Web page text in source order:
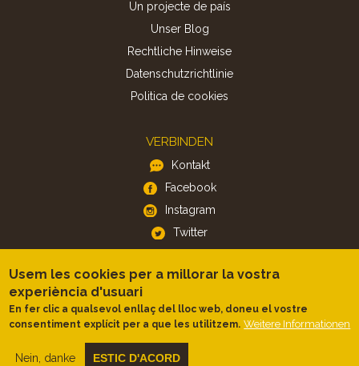
Un projecte de país
Unser Blog
Rechtliche Hinweise
Datenschutzrichtlinie
Politica de cookies
VERBINDEN
Kontakt
Facebook
Instagram
Twitter
APP
Android
Usem les cookies per a millorar la vostra
experiència d'usuari
En fer clic a qualsevol enllaç del lloc web, doneu el vostre
consentiment explícit per a que les utilitzem. Weitere Informationen
Nein, danke ESTIC D'ACORD